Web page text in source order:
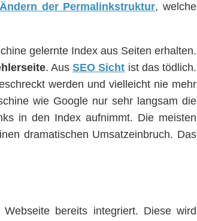
Ändern der Permalinkstruktur, welche
gelernte Index aus Seiten erhalten.
. AusSEO Sicht ist das tödlich.
werden und vielleicht nie mehr
wie Google nur sehr langsam die
in den Index aufnimmt. Die meisten
dramatischen Umsatzeinbruch. Das
bereits integriert. Diese wird